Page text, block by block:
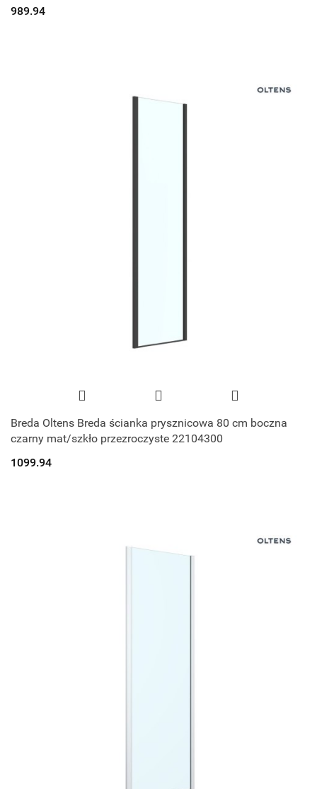
989.94
Breda Oltens Breda ścianka prysznicowa 80 cm boczna
czarny mat/szkło przezroczyste 22104300
1099.94